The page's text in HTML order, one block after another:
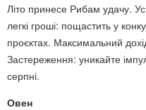
Літо принесе Рибам удачу.
легкі гроші: пощастить у
проєктах. Максимальний
Застереження: уникайте
серпні.
Овен